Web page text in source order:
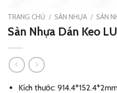
TRANG CHỦ / SÀN NHỰA / SÀN
Sàn Nhựa Dán Keo
Kích thước: